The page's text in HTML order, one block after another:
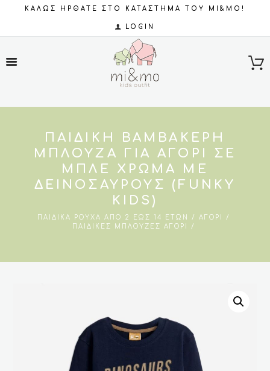
ΚΑΛΩΣ ΗΡΘΑΤΕ ΣΤΟ ΚΑΤΑΣΤΗΜΑ ΤΟΥ MI&MO!
LOGIN
ΠΑΙΔΙΚΉ ΒΑΜΒΑΚΕΡΉ
ΜΠΛΟΎΖΑ ΓΙΑ ΑΓΌΡΙ ΣΕ
ΜΠΛΕ ΧΡΏΜΑ ΜΕ
ΔΕΙΝΌΣΑΥΡΟΥΣ (FUNKY
KIDS)
ΠΑΙΔΙΚΆ ΡΟΎΧΑ ΑΠΌ 2 ΈΩΣ 14 ΕΤΏΝ
ΑΓΌΡΙ
ΠΑΙΔΙΚΈΣ ΜΠΛΟΎΖΕΣ ΑΓΌΡΙ